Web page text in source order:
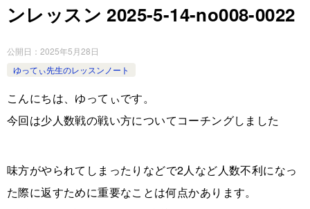
ンレッスン 2025-5-14-no008-0022
公開日： 2025年5月28日
ゆってぃ先生のレッスンノート
こんにちは、ゆってぃです。
今回は少人数戦の戦い方についてコーチングしました
味方がやられてしまったりなどで2人など人数不利になっ
た際に返すために重要なことは何点かあります。